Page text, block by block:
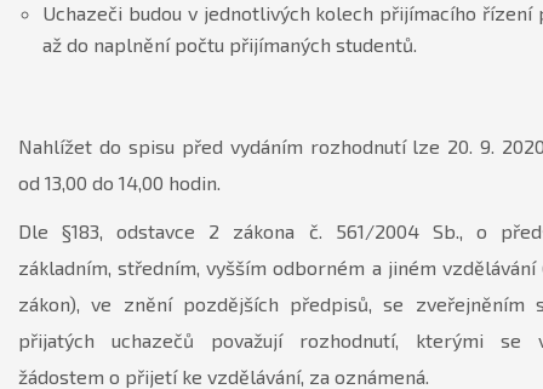
Uchazeči budou v jednotlivých kolech přijímacího řízení
až do naplnění počtu přijímaných studentů.
Nahlížet do spisu před vydáním rozhodnutí lze 20. 9.
od 13,00 do 14,00 hodin.
Dle §183, odstavce 2 zákona č. 561/2004 Sb., o
základním, středním, vyšším odborném a jiném vzdělávání
zákon), ve znění pozdějších předpisů, se zveřejněním
přijatých uchazečů považují rozhodnutí, kterými se
žádostem o přijetí ke vzdělávání, za oznámená.